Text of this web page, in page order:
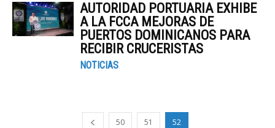
AUTORIDAD PORTUARIA EXHIBE
A LA FCCA MEJORAS DE
PUERTOS DOMINICANOS PARA
RECIBIR CRUCERISTAS
NOTICIAS
50 51 52